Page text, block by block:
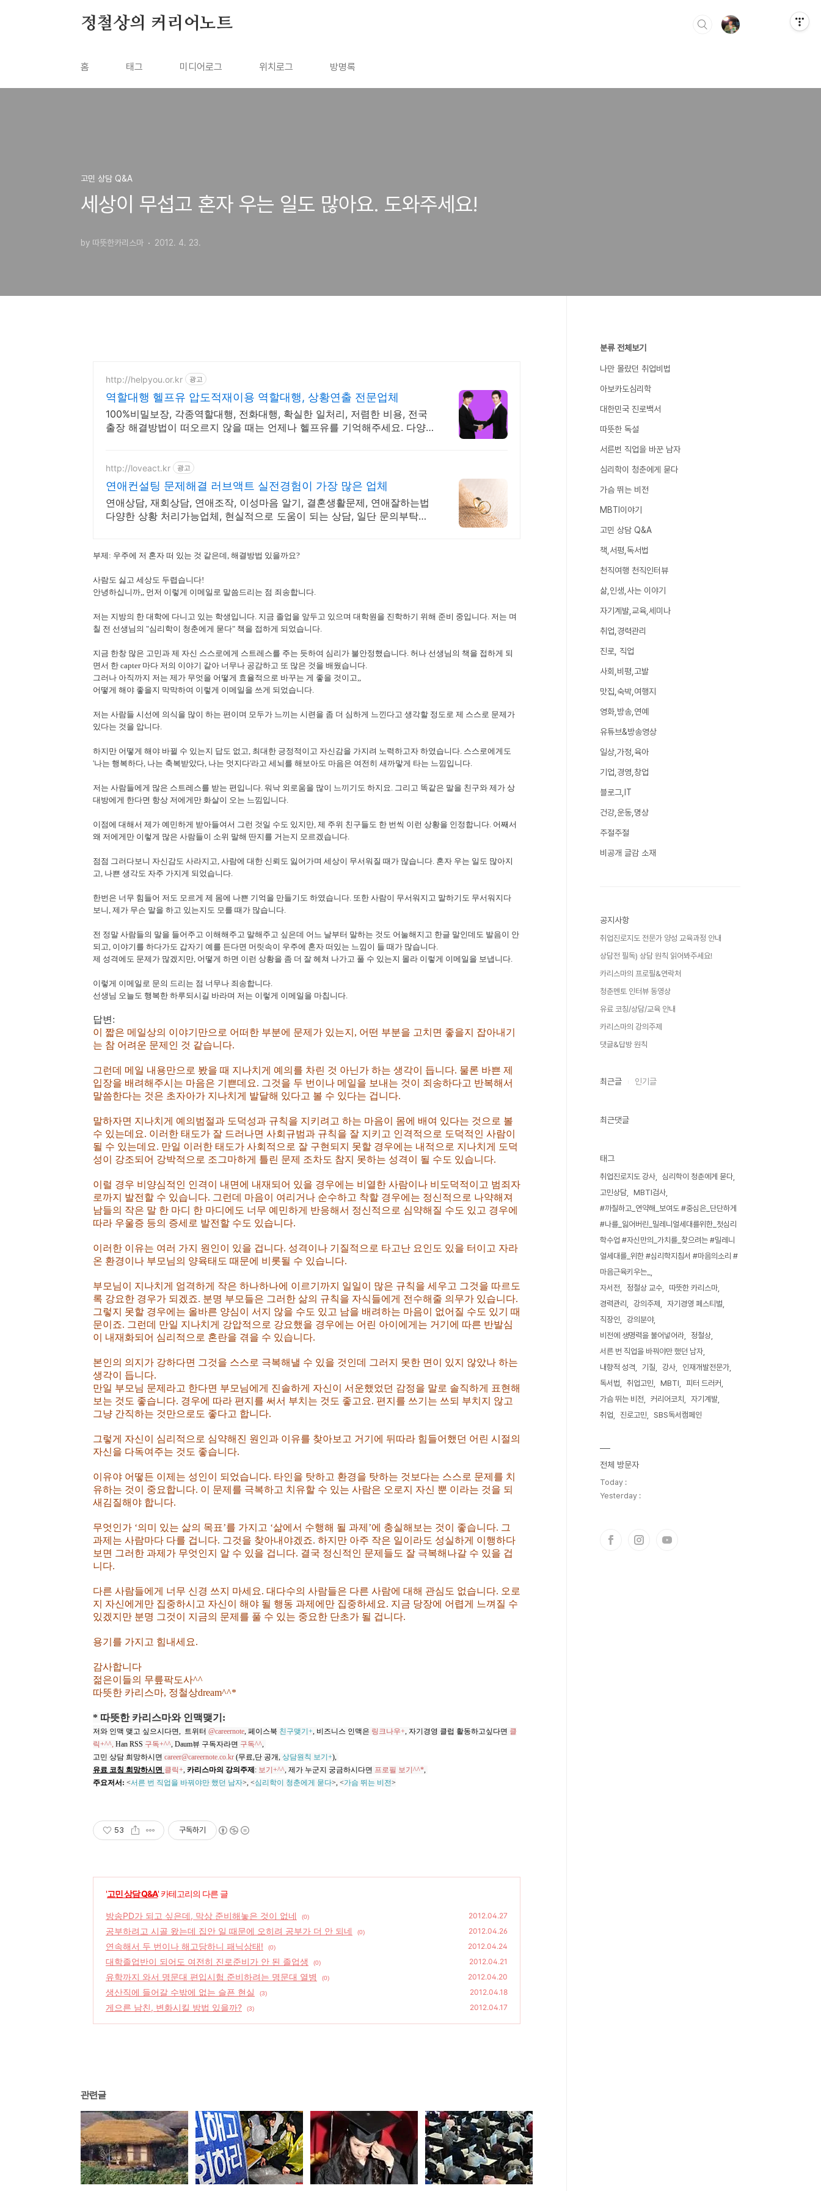
정철상의 커리어노트
홈 태그 미디어로그 위치로그 방명록
고민 상담 Q&A
세상이 무섭고 혼자 우는 일도 많아요. 도와주세요!
by 따뜻한카리스마 2012. 4. 23.
http://helpyou.or.kr 광고
역할대행 헬프유 압도적재이용 역할대행, 상황연출 전문업체
100%비밀보장, 각종역할대행, 전화대행, 확실한 일처리, 저렴한 비용, 전국
출장 해결방법이 떠오르지 않을 때는 언제나 헬프유를 기억해주세요. 다양
http://loveact.kr 광고
연애컨설팅 문제해결 러브액트 실전경험이 가장 많은 업체
연애상담, 재회상담, 연애조작, 이성마음 알기, 결혼생활문제, 연애잘하는법
다양한 상황 처리가능업체, 현실적으로 도움이 되는 상담, 일단 문의부탁드
부제: 우주에 저 혼자 떠 있는 것 같은데, 해결방법 있을까요?
사람도 싫고 세상도 두렵습니다!
안녕하십니까,, 먼저 이렇게 이메일로 말씀드리는 점 죄송합니다.
저는 지방의 한 대학에 다니고 있는 학생입니다. 지금 졸업을 앞두고 있으며 대학원을 진학하기 위해 준비 중입니다. 저는 며
칠 전 선생님의 "심리학이 청춘에게 묻다" 책을 접하게 되었습니다.
지금 한창 많은 고민과 제 자신 스스로에게 스트레스를 주는 듯하여 심리가 불안정했습니다. 허나 선생님의 책을 접하게 되
면서 한 capter 마다 저의 이야기 같아 너무나 공감하고 또 많은 것을 배웠습니다.
그러나 아직까지 저는 제가 무엇을 어떻게 효율적으로 바꾸는 게 좋을 것이고,,
어떻게 해야 좋을지 막막하여 이렇게 이메일을 쓰게 되었습니다.
저는 사람들 시선에 의식을 많이 하는 편이며 모두가 느끼는 시련을 좀 더 심하게 느낀다고 생각할 정도로 제 스스로 문제가
있다는 것을 압니다.
하지만 어떻게 해야 바뀔 수 있는지 답도 없고, 최대한 긍정적이고 자신감을 가지려 노력하고자 하였습니다. 스스로에게도
'나는 행복하다, 나는 축복받았다, 나는 멋지다'라고 세뇌를 해보아도 마음은 여전히 새까맣게 타는 느낌입니다.
저는 사람들에게 많은 스트레스를 받는 편입니다. 워낙 외로움을 많이 느끼기도 하지요. 그리고 똑같은 말을 친구와 제가 상
대방에게 한다면 항상 저에게만 화살이 오는 느낌입니다.
이점에 대해서 제가 예민하게 받아들여서 그런 것일 수도 있지만, 제 주위 친구들도 한 번씩 이런 상황을 인정합니다. 어째서
왜 저에게만 이렇게 많은 사람들이 소위 말해 딴지를 거는지 모르겠습니다.
점점 그러다보니 자신감도 사라지고, 사람에 대한 신뢰도 잃어가며 세상이 무서워질 때가 많습니다. 혼자 우는 일도 많아지
고, 나쁜 생각도 자주 가지게 되었습니다.
한번은 너무 힘들어 저도 모르게 제 몸에 나쁜 기억을 만들기도 하였습니다. 또한 사람이 무서워지고 말하기도 무서워지다
보니, 제가 무슨 말을 하고 있는지도 모를 때가 많습니다.
전 정말 사람들의 말을 들어주고 이해해주고 말해주고 싶은데 어느 날부터 말하는 것도 어눌해지고 한글 말인데도 발음이 안
되고, 이야기를 하다가도 갑자기 예를 든다면 머릿속이 우주에 혼자 떠있는 느낌이 들 때가 많습니다.
제 성격에도 문제가 많겠지만, 어떻게 하면 이런 상황을 좀 더 잘 헤쳐 나가고 풀 수 있는지 몰라 이렇게 이메일을 보냅니다.
이렇게 이메일로 문의 드리는 점 너무나 죄송합니다.
선생님 오늘도 행복한 하루되시길 바라며 저는 이렇게 이메일을 마칩니다.
답변:
이 짧은 메일상의 이야기만으로 어떠한 부분에 문제가 있는지, 어떤 부분을 고치면 좋을지 잡아내기
는 참 어려운 문제인 것 같습니다.
그런데 메일 내용만으로 봤을 때 지나치게 예의를 차린 것 아닌가 하는 생각이 듭니다. 물론 바쁜 제
입장을 배려해주시는 마음은 기쁜데요. 그것을 두 번이나 메일을 보내는 것이 죄송하다고 반복해서
말씀한다는 것은 초자아가 지나치게 발달해 있다고 볼 수 있다는 겁니다.
말하자면 지나치게 예의범절과 도덕성과 규칙을 지키려고 하는 마음이 몸에 배여 있다는 것으로 볼
수 있는데요. 이러한 태도가 잘 드러나면 사회규범과 규칙을 잘 지키고 인격적으로 도덕적인 사람이
될 수 있는데요. 만일 이러한 태도가 사회적으로 잘 구현되지 못할 경우에는 내적으로 지나치게 도덕
성이 강조되어 강박적으로 조그마하게 틀린 문제 조차도 참지 못하는 성격이 될 수도 있습니다.
이럴 경우 비양심적인 인격이 내면에 내재되어 있을 경우에는 비열한 사람이나 비도덕적이고 범죄자
로까지 발전할 수 있습니다. 그런데 마음이 여리거나 순수하고 착할 경우에는 정신적으로 나약해져
남들의 작은 말 한 마디 한 마디에도 너무 예민하게 반응해서 정신적으로 심약해질 수도 있고 경우에
따라 우울증 등의 증세로 발전할 수도 있습니다.
이러한 이유는 여러 가지 원인이 있을 겁니다. 성격이나 기질적으로 타고난 요인도 있을 터이고 자라
온 환경이나 부모님의 양육태도 때문에 비롯될 수 있습니다.
부모님이 지나치게 엄격하게 작은 하나하나에 이르기까지 일일이 많은 규칙을 세우고 그것을 따르도
록 강요한 경우가 되겠죠. 분명 부모들은 그러한 삶의 규칙을 자식들에게 전수해줄 의무가 있습니다.
그렇지 못할 경우에는 올바른 양심이 서지 않을 수도 있고 남을 배려하는 마음이 없어질 수도 있기 때
문이죠. 그런데 만일 지나치게 강압적으로 강요했을 경우에는 어린 아이에게는 거기에 따른 반발심
이 내재화되어 심리적으로 혼란을 겪을 수 있습니다.
본인의 의지가 강하다면 그것을 스스로 극복해낼 수 있을 것인데 그러지 못한 면이 있지 않았나 하는
생각이 듭니다.
만일 부모님 문제라고 한다면 부모님에게 진솔하게 자신이 서운했었던 감정을 말로 솔직하게 표현해
보는 것도 좋습니다. 경우에 따라 편지를 써서 부치는 것도 좋고요. 편지를 쓰기는 쓰되 부치지 않고
그냥 간직하는 것만으로도 좋다고 합니다.
그렇게 자신이 심리적으로 심약해진 원인과 이유를 찾아보고 거기에 뒤따라 힘들어했던 어린 시절의
자신을 다독여주는 것도 좋습니다.
이유야 어떻든 이제는 성인이 되었습니다. 타인을 탓하고 환경을 탓하는 것보다는 스스로 문제를 치
유하는 것이 중요합니다. 이 문제를 극복하고 치유할 수 있는 사람은 오로지 자신 뿐 이라는 것을 되
새김질해야 합니다.
무엇인가 ‘의미 있는 삶의 목표’를 가지고 ‘삶에서 수행해 될 과제’에 충실해보는 것이 좋습니다. 그
과제는 사람마다 다를 겁니다. 그것을 찾아내야겠죠. 하지만 아주 작은 일이라도 성실하게 이행하다
보면 그러한 과제가 무엇인지 알 수 있을 겁니다. 결국 정신적인 문제들도 잘 극복해나갈 수 있을 겁
니다.
다른 사람들에게 너무 신경 쓰지 마세요. 대다수의 사람들은 다른 사람에 대해 관심도 없습니다. 오로
지 자신에게만 집중하시고 자신이 해야 될 행동 과제에만 집중하세요. 지금 당장에 어렵게 느껴질 수
있겠지만 분명 그것이 지금의 문제를 풀 수 있는 중요한 단초가 될 겁니다.
용기를 가지고 힘내세요.
감사합니다
젊은이들의 무릎팍도사^^
따뜻한 카리스마, 정철상dream^^*
* 따뜻한 카리스마와 인맥맺기:
저와 인맥 맺고 싶으시다면, 트위터 @careernote, 페이스북 친구맺기+, 비즈니스 인맥은 링크나우+, 자기경영 클럽 활동하고싶다면 클
릭+^^, Han RSS 구독+^^, Daum뷰 구독자라면 구독^^,
고민 상담 희망하시면 career@careernote.co.kr (무료,단 공개, 상담원칙 보기+),
유료 코칭 희망하시면 클릭+, 카리스마의 강의주제 : 보기+^^, 제가 누군지 궁금하시다면 프로필 보기^^*,
주요저서: <서른 번 직업을 바꿔야만 했던 남자>, <심리학이 청춘에게 묻다>, <가슴 뛰는 비전>
53 구독하기
'고민 상담 Q&A' 카테고리의 다른 글
방송PD가 되고 싶은데, 막상 준비해놓은 것이 없네 (0) 2012.04.27
공부하려고 시골 왔는데 집안 일 때문에 오히려 공부가 더 안 되네 (0) 2012.04.26
연속해서 두 번이나 해고당하니 패닉상태! (0) 2012.04.24
대학졸업반이 되어도 여전히 진로준비가 안 된 졸업생 (0) 2012.04.21
유학까지 와서 명문대 편입시험 준비하려는 명문대 열병 (0) 2012.04.20
생산직에 들어갈 수밖에 없는 슬픈 현실 (3) 2012.04.18
게으른 남친, 변화시킬 방법 있을까? (3) 2012.04.17
관련글
분류 전체보기
나만 몰랐던 취업비법
아보카도심리학
대한민국 진로백서
따뜻한 독설
서른번 직업을 바꾼 남자
심리학이 청춘에게 묻다
가슴 뛰는 비전
MBTI이야기
고민 상담 Q&A
책,서평,독서법
천직여행 천직인터뷰
삶,인생,사는 이야기
자기계발,교육,세미나
취업,경력관리
진로, 직업
사회,비평,고발
맛집,숙박,여행지
영화,방송,연예
유튜브&방송영상
일상,가정,육아
기업,경영,창업
블로그,IT
건강,운동,명상
주절주절
비공개 글감 소재
공지사항
취업진로지도 전문가 양성 교육과정 안내
상담전 필독) 상담 원칙 읽어봐주세요!
카리스마의 프로필&연락처
청춘멘토 인터뷰 동영상
유료 코칭/상담/교육 안내
카리스마의 강의주제
댓글&답방 원칙
최근글 인기글
최근댓글
태그
취업진로지도 강사
심리학이 청춘에게 묻다
고민상담
MBTI검사
#까칠하고_연약해_보여도 #중심은_단단하게
#나를_잃어버린_밀레니얼세대를위한_첫심리
학수업 #자신만의_가치를_찾으려는 #밀레니
얼세대를_위한 #심리학지침서 #마음의소리 #
마음근육키우는_
자서전
정철상 교수
따뜻한 카리스마
경력관리
강의주제
자기경영 페스티벌
직장인
강의분야
비전에 생명력을 불어넣어라
정철상
서른 번 직업을 바꿔야만 했던 남자
내향적 성격
기질 강사
인재개발전문가
독서법
취업고민 MBTI
피터 드러커
가슴 뛰는 비전
커리어코치
자기계발
취업
진로고민 SBS독서캠페인
전체 방문자
Today :
Yesterday :